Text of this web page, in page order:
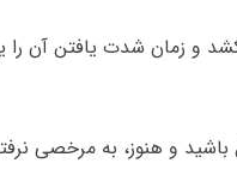
و زمان شدت یافتن آن را
و هنوز، به مرخصی